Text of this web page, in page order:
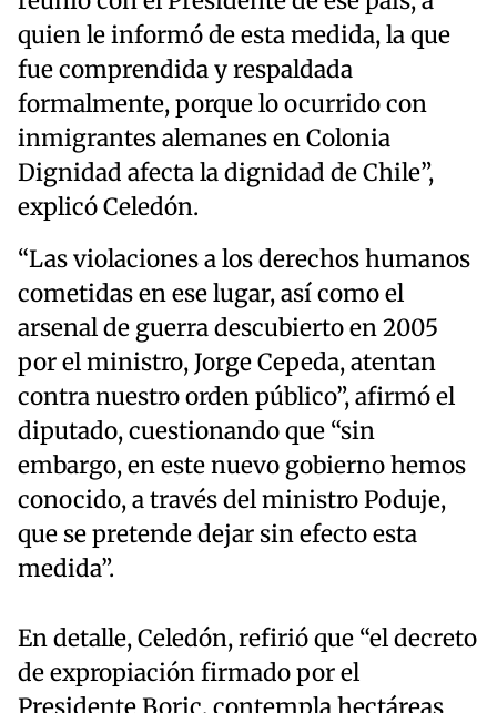
quien le informó de esta medida, la que
fue comprendida y respaldada
formalmente, porque lo ocurrido con
inmigrantes alemanes en Colonia
Dignidad afecta la dignidad de Chile”,
explicó Celedón.
“Las violaciones a los derechos humanos
cometidas en ese lugar, así como el
arsenal de guerra descubierto en 2005
por el ministro, Jorge Cepeda, atentan
contra nuestro orden público”, afirmó el
diputado, cuestionando que “sin
embargo, en este nuevo gobierno hemos
conocido, a través del ministro Poduje,
que se pretende dejar sin efecto esta
medida”.
En detalle, Celedón, refirió que “el decreto
de expropiación firmado por el